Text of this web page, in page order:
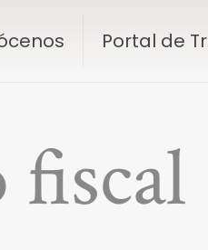
Portal de